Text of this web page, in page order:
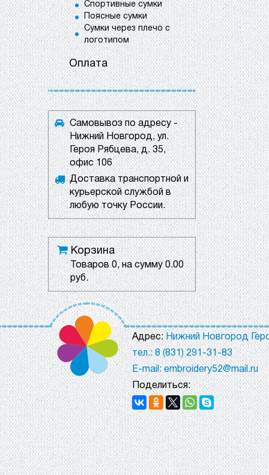
Спортивные сумки
Поясные сумки
Сумки через плечо с
логотипом
Оплата
Самовывоз по адресу -
Нижний Новгород, ул.
Героя Рябцева, д. 35,
офис 106
Доставка транспортной и
курьерской службой в
любую точку России.
Корзина
Товаров0, на сумму0.00
руб.
Адрес:Нижний Новгород
тел.: 8 (831) 291-31-83
E-mail: embroidery52@mail.ru
Поделиться: